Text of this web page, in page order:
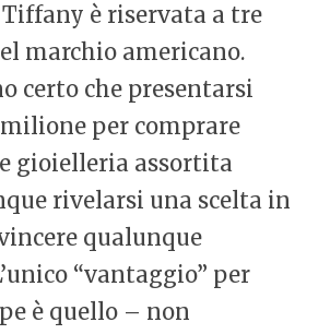
è riservata a tre
marchio americano.
certo che presentarsi
per comprare
gioielleria assortita
rivelarsi una scelta in
qualunque
“vantaggio” per
è quello – non